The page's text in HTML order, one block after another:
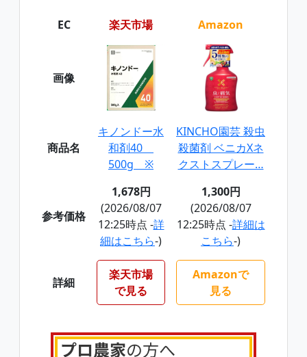
EC 楽天市場 Amazon
画像
商品名
キノンドー水
和剤40
500g ※
KINCHO園芸 殺虫
殺菌剤 ベニカXネ
クストスプレー…
参考価格
1,678円
(2026/08/07
12:25時点 -詳
細はこちら-)
1,300円
(2026/08/07
12:25時点 -詳細は
こちら-)
詳細
楽天市場
で見る
Amazonで
見る